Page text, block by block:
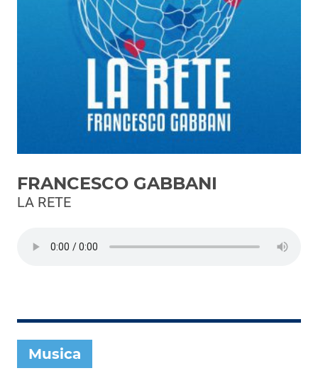
Interviste
Subasio Playlist
Web Radio
Radio Subasio
Radio Subasio +
Radio Suby
Foto
FRANCESCO GABBANI
LA RETE
Musica